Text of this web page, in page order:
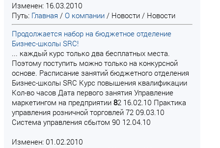
Изменен: 16.03.2010
Путь: Главная / О компании / Новости / Новости
Продолжается набор на бюджетное отделение
Бизнес-школы SRC!
... каждый курс только два бесплатных места.
Поэтому поступить можно только на конкурсной
основе. Расписание занятий бюджетного отделения
Бизнес-школы SRC Курс повышения квалификации
Кол-во часов Дата первого занятия Управление
маркетингом на предприятии 82 16.02.10 Практика
управления розничной торговлей 72 09.03.10
Система управления сбытом 90 12.04.10
Изменен: 01.02.2010